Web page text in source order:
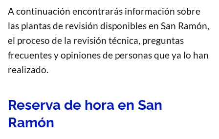
A continuación encontrarás información sobre
las plantas de revisión disponibles en San Ramón,
el proceso de la revisión técnica, preguntas
frecuentes y opiniones de personas que ya lo han
realizado.
Reserva de hora en San
Ramón